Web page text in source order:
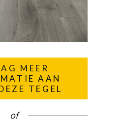
MEER
AAN
TEGEL
of